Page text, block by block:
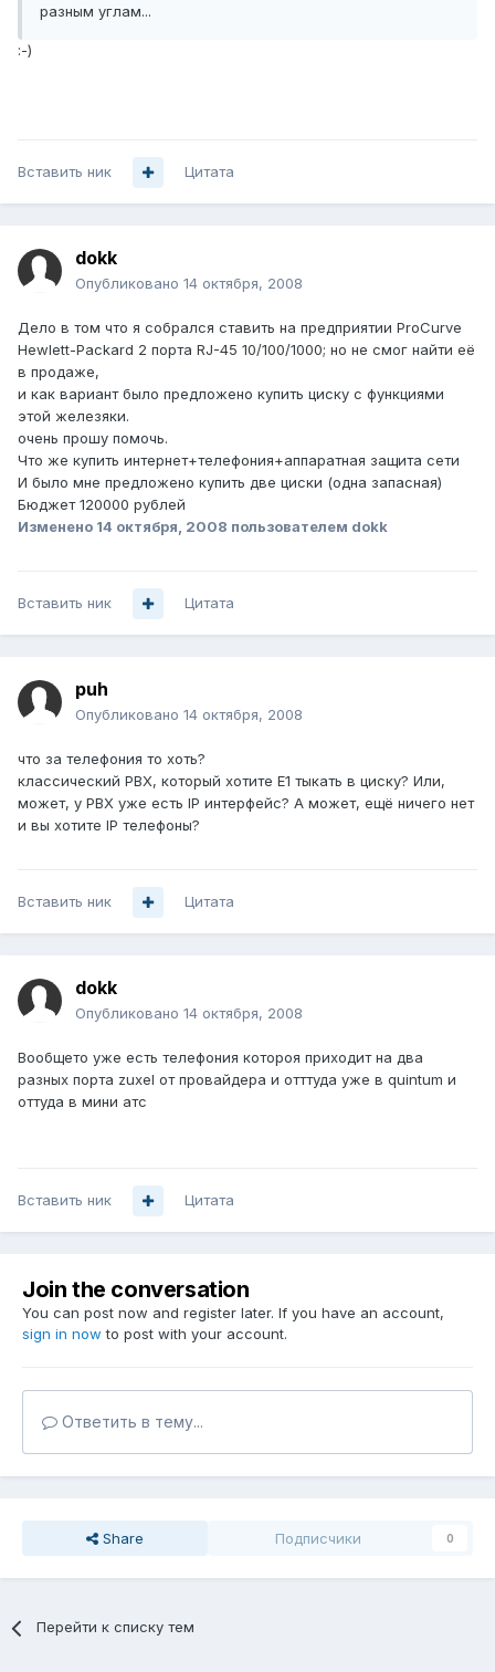
разным углам...
:-)
Вставить ник Цитата
dokk
Опубликовано 14 октября, 2008
Дело в том что я собрался ставить на предприятии ProCurve
Hewlett-Packard 2 порта RJ-45 10/100/1000; но не смог найти её
в продаже,
и как вариант было предложено купить циску с функциями
этой железяки.
очень прошу помочь.
Что же купить интернет+телефония+аппаратная защита сети
И было мне предложено купить две циски (одна запасная)
Бюджет 120000 рублей
Изменено 14 октября, 2008 пользователем dokk
Вставить ник Цитата
puh
Опубликовано 14 октября, 2008
что за телефония то хоть?
классический PBX, который хотите E1 тыкать в циску? Или,
может, у PBX уже есть IP интерфейс? А может, ещё ничего нет
и вы хотите IP телефоны?
Вставить ник Цитата
dokk
Опубликовано 14 октября, 2008
Вообщето уже есть телефония котороя приходит на два
разных порта zuxel от провайдера и отттуда уже в quintum и
оттуда в мини атс
Вставить ник Цитата
Join the conversation
You can post now and register later. If you have an account,
sign in now to post with your account.
Ответить в тему...
Share Подписчики 0
Перейти к списку тем